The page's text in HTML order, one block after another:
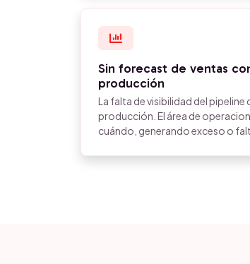
Sin forecast de ventas
producción
La falta de visibilidad del
producción. El área de
cuándo, generando exceso o